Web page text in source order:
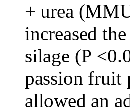
+ urea
increased
silage (P
passion fruit
allowed an